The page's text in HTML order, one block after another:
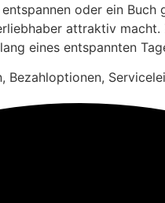
oder ein
attraktiv
eines entspannten